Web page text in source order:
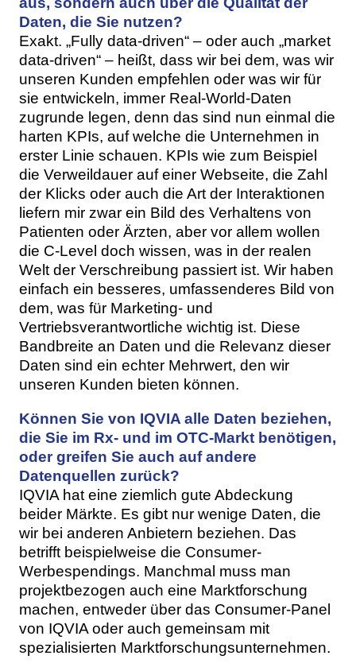
Daten, die Sie nutzen?
Exakt. „Fully data-driven“ – oder auch „market
data-driven“ – heißt, dass wir bei dem, was wir
unseren Kunden empfehlen oder was wir für
sie entwickeln, immer Real-World-Daten
zugrunde legen, denn das sind nun einmal die
harten KPIs, auf welche die Unternehmen in
erster Linie schauen. KPIs wie zum Beispiel
die Verweildauer auf einer Webseite, die Zahl
der Klicks oder auch die Art der Interaktionen
liefern mir zwar ein Bild des Verhaltens von
Patienten oder Ärzten, aber vor allem wollen
die C-Level doch wissen, was in der realen
Welt der Verschreibung passiert ist. Wir haben
einfach ein besseres, umfassenderes Bild von
dem, was für Marketing- und
Vertriebsverantwortliche wichtig ist. Diese
Bandbreite an Daten und die Relevanz dieser
Daten sind ein echter Mehrwert, den wir
unseren Kunden bieten können.
Können Sie von IQVIA alle Daten beziehen,
die Sie im Rx- und im OTC-Markt benötigen,
oder greifen Sie auch auf andere
Datenquellen zurück?
IQVIA hat eine ziemlich gute Abdeckung
beider Märkte. Es gibt nur wenige Daten, die
wir bei anderen Anbietern beziehen. Das
betrifft beispielweise die Consumer-
Werbespendings. Manchmal muss man
projektbezogen auch eine Marktforschung
machen, entweder über das Consumer-Panel
von IQVIA oder auch gemeinsam mit
spezialisierten Marktforschungsunternehmen.